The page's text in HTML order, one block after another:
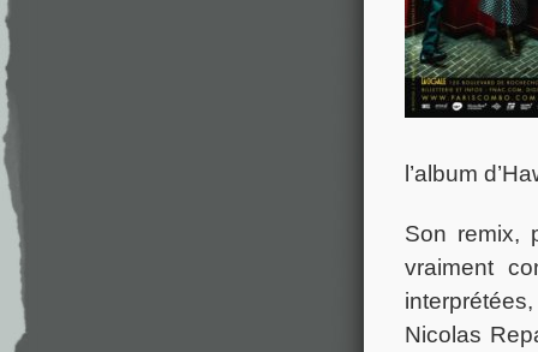
l’album
Son remix,
vraiment
Nicolas